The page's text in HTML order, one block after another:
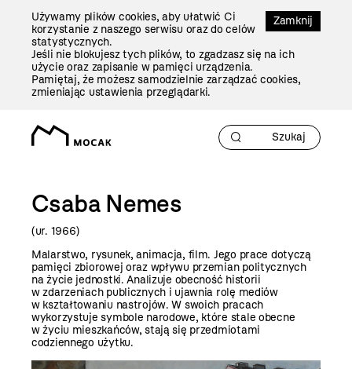
Zamknij
Używamy plików cookies, aby ułatwić Ci
korzystanie z naszego serwisu oraz do celów
statystycznych.
Jeśli nie blokujesz tych plików, to zgadzasz się na ich
użycie oraz zapisanie w pamięci urządzenia.
Pamiętaj, że możesz samodzielnie zarządzać cookies,
zmieniając ustawienia przeglądarki.
Csaba Nemes
(ur. 1966)
Malarstwo, rysunek, animacja, film. Jego prace dotyczą
pamięci zbiorowej oraz wpływu przemian politycznych
na życie jednostki. Analizuje obecność historii
w zdarzeniach publicznych i ujawnia rolę mediów
w kształtowaniu nastrojów. W swoich pracach
wykorzystuje symbole narodowe, które stale obecne
w życiu mieszkańców, stają się przedmiotami
codziennego użytku.